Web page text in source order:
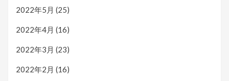
2022年5月 (25)
2022年4月 (16)
2022年3月 (23)
2022年2月 (16)